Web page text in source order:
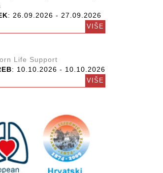
: 26.09.2026 - 27.09.2026
VIŠE
Life Support
: 10.10.2026 - 10.10.2026
VIŠE